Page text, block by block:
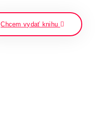
Chcem vydať knihu